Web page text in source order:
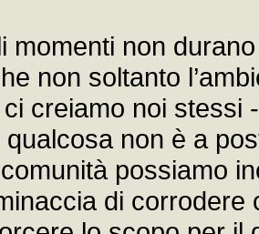
momenti non
non soltanto
creiamo noi stessi
non è a
possiamo
di